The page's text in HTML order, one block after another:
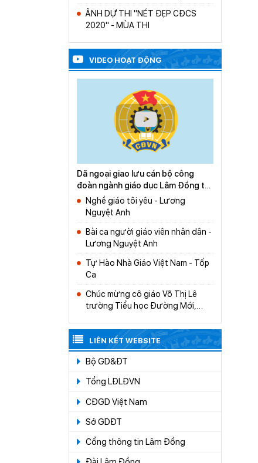
Niềm tự hào không giới hạn.
ẢNH DỰ THI "NÉT ĐẸP CĐCS
2020" - MÙA THI
ẢNH DỰ THI "NÉT ĐẸP CĐCS
2020" - DẠY HỌC ONLINE
VIDEO HOẠT ĐỘNG
Dã ngoại giao lưu cán bộ công
đoàn ngành giáo dục Lâm Đồng tại
Huyện Di Linh
Nghề giáo tôi yêu - Lương
Nguyệt Anh
Bài ca người giáo viên nhân dân -
Lương Nguyệt Anh
Tự Hào Nhà Giáo Việt Nam - Tốp
Ca
Chúc mừng cô giáo Võ Thị Lê
trường Tiểu học Đường Mới,
tiết mục Cánh chim báo tin vui,
đạt giải ba tại Liên hoan tiếng hát
giáo viên toàn quốc lần thứ V-
2021
LIÊN KẾT WEBSITE
Bộ GD&ĐT
Tổng LĐLĐVN
CĐGD Việt Nam
Sở GDĐT
Cổng thông tin Lâm Đồng